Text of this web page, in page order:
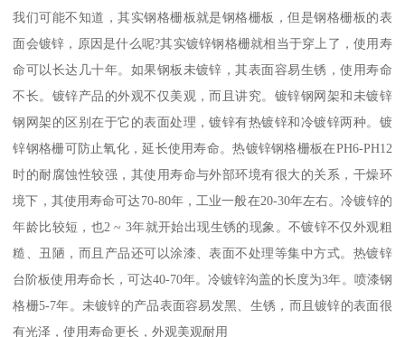
我们可能不知道，其实钢格栅板就是钢格栅板，但是钢格栅板的表
面会镀锌，原因是什么呢?其实镀锌钢格栅就相当于穿上了，使用寿
命可以长达几十年。如果钢板未镀锌，其表面容易生锈，使用寿命
不长。镀锌产品的外观不仅美观，而且讲究。镀锌钢网架和未镀锌
钢网架的区别在于它的表面处理，镀锌有热镀锌和冷镀锌两种。镀
锌钢格栅可防止氧化，延长使用寿命。热镀锌钢格栅板在PH6-PH12
时的耐腐蚀性较强，其使用寿命与外部环境有很大的关系，干燥环
境下，其使用寿命可达70-80年，工业一般在20-30年左右。冷镀锌的
年龄比较短，也2 ~ 3年就开始出现生锈的现象。不镀锌不仅外观粗
糙、丑陋，而且产品还可以涂漆、表面不处理等集中方式。热镀锌
台阶板使用寿命长，可达40-70年。冷镀锌沟盖的长度为3年。喷漆钢
格栅5-7年。未镀锌的产品表面容易发黑、生锈，而且镀锌的表面很
有光泽，使用寿命更长，外观美观耐用